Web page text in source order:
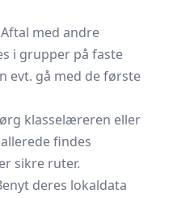
Aftal med andre
i grupper på faste
evt. gå med de første
klasselæreren eller
findes
sikre ruter.
deres lokaldata